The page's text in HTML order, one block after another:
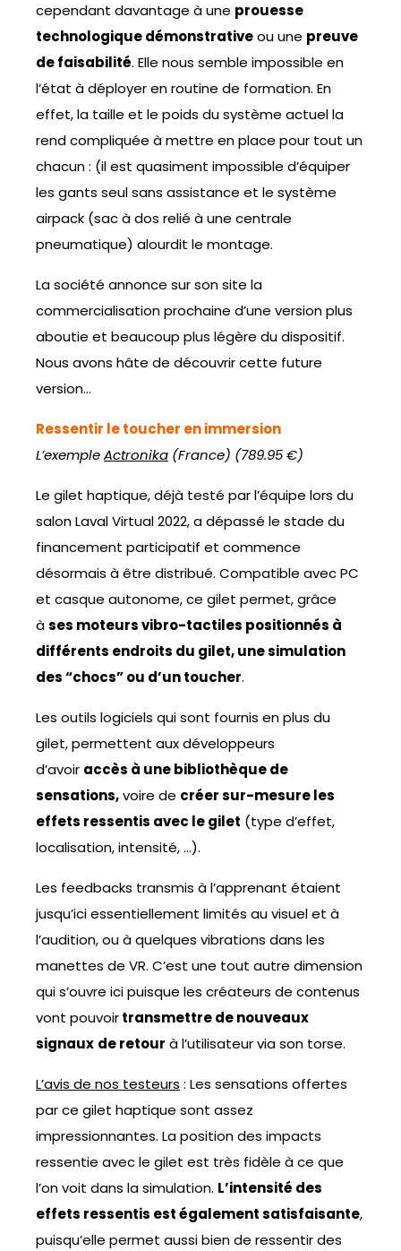
cependant davantage à une prouesse
technologique démonstrativeou une preuve
de faisabilité. Elle nous semble impossible en
l’état à déployer en routine de formation. En
effet, la taille et le poids du système actuel la
rend compliquée à mettre en place pour tout un
chacun : (il est quasiment impossible d’équiper
les gants seul sans assistance et le système
airpack (sac à dos relié à une centrale
pneumatique) alourdit le montage.
La société annonce sur son site la
commercialisation prochaine d’une version plus
aboutie et beaucoup plus légère du dispositif.
Nous avons hâte de découvrir cette future
version…
Ressentir le toucher en immersion
L’exempleActronika (France) (789.95 €)
Le gilet haptique, déjà testé par l’équipe lors du
salon Laval Virtual 2022, a dépassé le stade du
financement participatif et commence
désormais à être distribué. Compatible avec PC
et casque autonome, ce gilet permet, grâce
àses moteurs vibro-tactiles positionnés à
différents endroits du gilet, une simulation
des “chocs” ou d’un toucher.
Les outils logiciels qui sont fournis en plus du
gilet, permettent aux développeurs
d’avoir accès à une bibliothèque de
sensations,voire de créer sur-mesure les
effets ressentis avec le gilet (type d’effet,
localisation, intensité, …).
Les feedbacks transmis à l’apprenant étaient
jusqu’ici essentiellement limités au visuel et à
l’audition, ou à quelques vibrations dans les
manettes de VR. C’est une tout autre dimension
qui s’ouvre ici puisque les créateurs de contenus
vont pouvoirtransmettre de nouveaux
signaux de retour à l’utilisateur via son torse.
L’avis de nos testeurs : Les sensations offertes
par ce gilet haptique sont assez
impressionnantes. La position des impacts
ressentie avec le gilet est très fidèle à ce que
l’on voit dans la simulation. L’intensité des
effets ressentis est également satisfaisante,
puisqu’elle permet aussi bien de ressentir des